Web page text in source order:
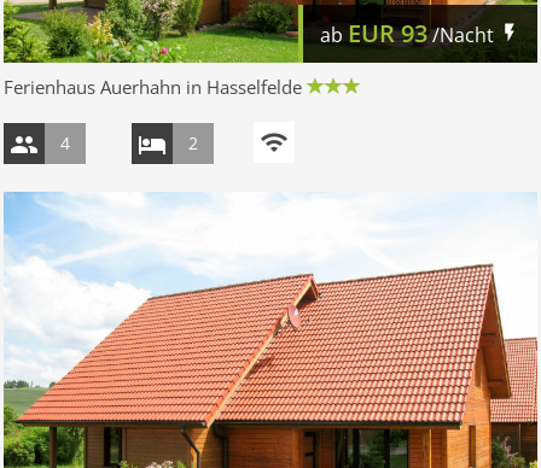
ab EUR93/Nacht
Ferienhaus Auerhahn in Hasselfelde
4 2